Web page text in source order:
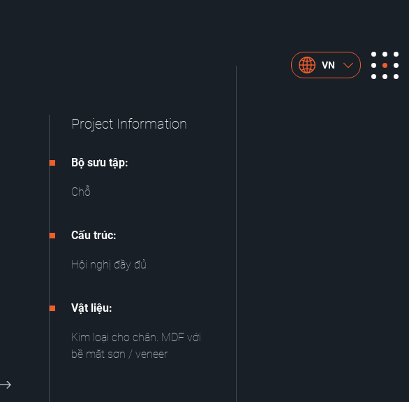
VN
Project Information
Bộ sưu tập:
Chỗ
Cấu trúc:
Hội nghị đầy đủ
Vật liệu:
Kim loại cho chân. MDF với
bề mặt sơn / veneer